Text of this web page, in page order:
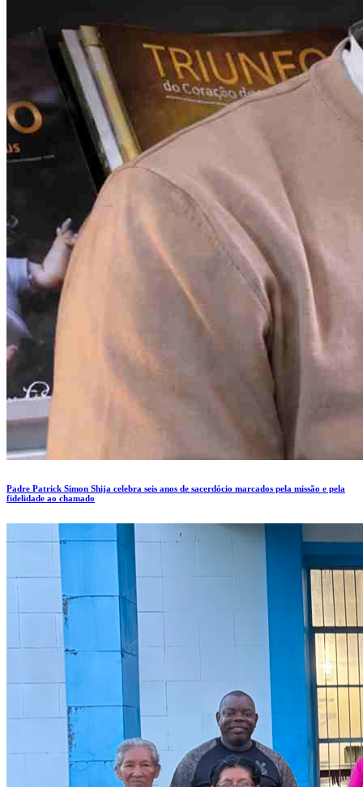
Padre Patrick Simon Shija celebra seis anos de sacerdócio marcados pela missão e pela
fidelidade ao chamado